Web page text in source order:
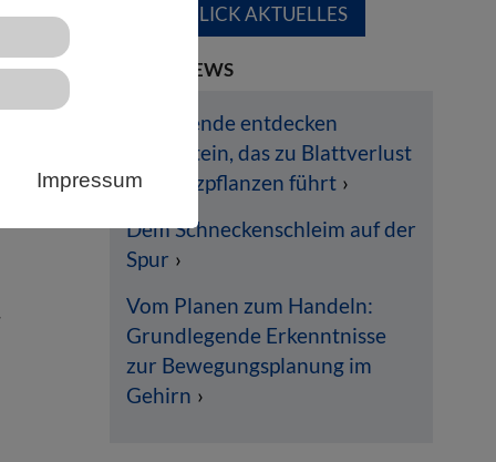
Impressum
ÜBERBLICK AKTUELLES
LETZTE NEWS
Forschende entdecken
Pilzprotein, das zu Blattverlust
bei Nutzpflanzen führt
Dem Schneckenschleim auf der
Spur
Vom Planen zum Handeln:
Grundlegende Erkenntnisse
zur Bewegungsplanung im
Gehirn